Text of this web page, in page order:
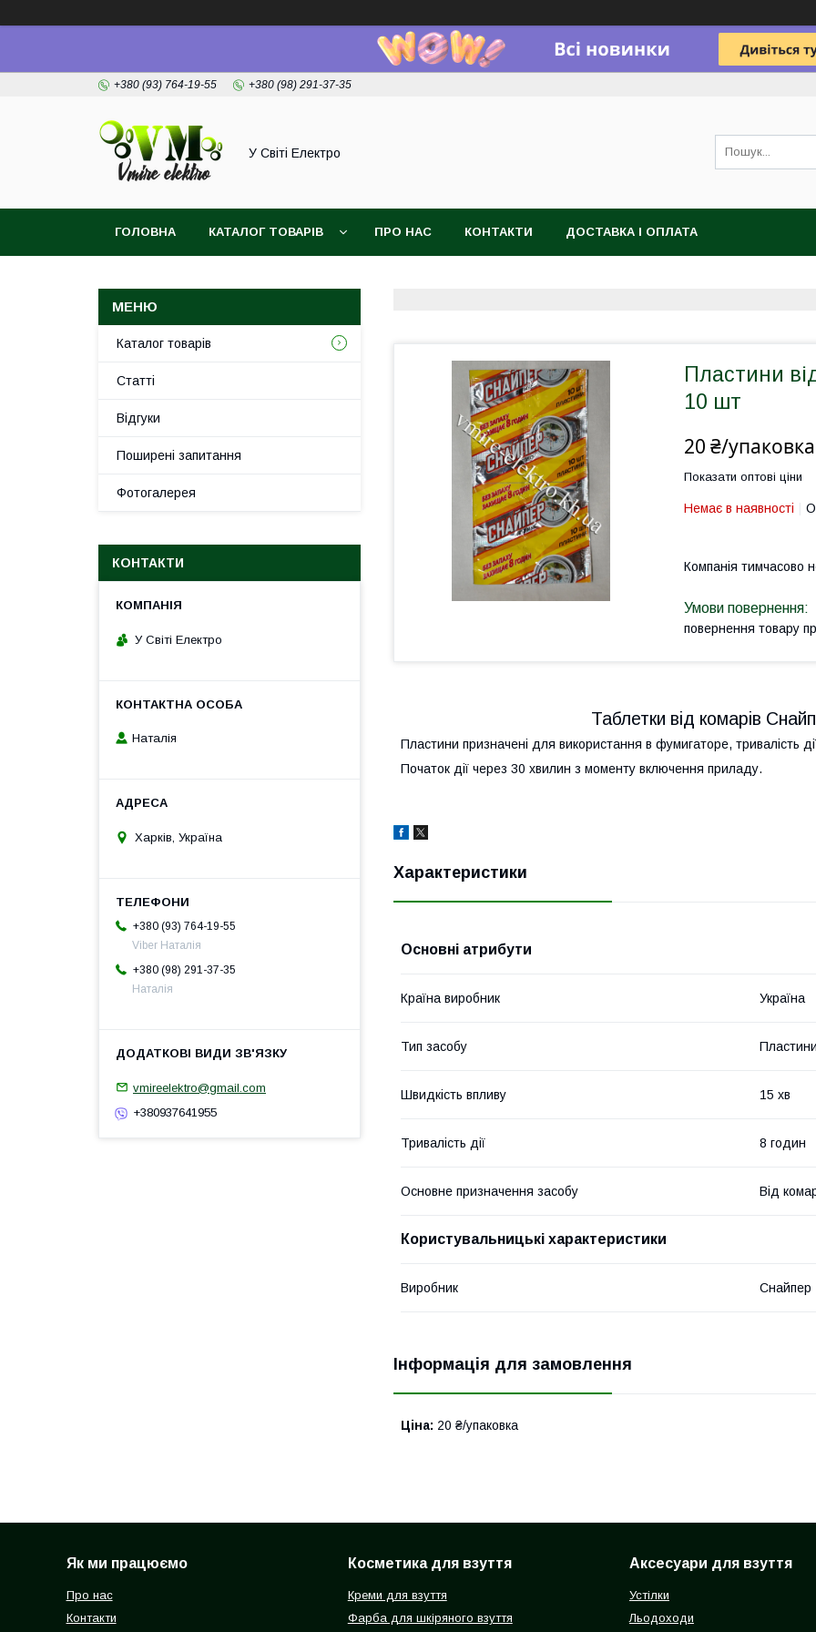
+380 (93) 764-19-55 +380 (98) 291-37-35
У Світі Електро
ГОЛОВНА КАТАЛОГ ТОВАРІВ ПРО НАС КОНТАКТИ ДОСТАВКА І ОПЛАТА
Пластини
10 шт
20 ₴/упаковка
Показати оптові ціни
Немає в наявності
Компанія тимчасово
повернення товару
Таблетки від комарів
Пластини призначені для використання в фумигаторе, тривалість
Початок дії через 30 хвилин з моменту включення приладу.
Характеристики
Основні атрибути
Країна виробник Україна
Тип засобу
Швидкість впливу 15 хв
Тривалість дії 8 годин
Основне призначення засобу Від
Користувальницькі характеристики
Виробник Снайпер
Інформація для замовлення
Ціна: 20 ₴/упаковка
Каталог товарів
Статті
Відгуки
Поширені запитання
Фотогалерея
КОНТАКТИ
У Світі Електро
Наталія
Харків, Україна
+380 (93) 764-19-55
Viber Наталія
+380 (98) 291-37-35
Наталія
vmireelektro@gmail.com
+380937641955
Як ми працюємо
Про нас
Контакти
Косметика для взуття
Креми для взуття
Фарба для шкіряного взуття
Аксесуари для взуття
Устілки
Льодоходи